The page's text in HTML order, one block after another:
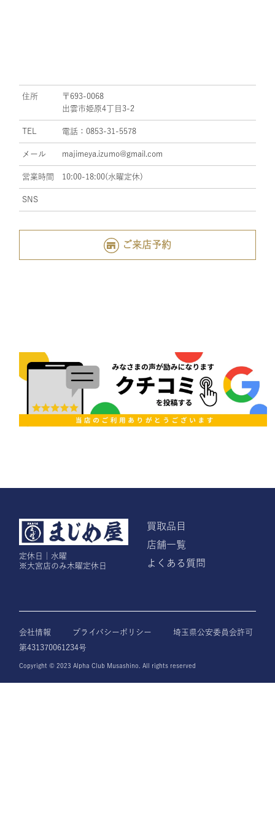
住所
〒693-0068
出雲市姫原4丁目3-2
TEL 電話：0853-31-5578
メール majimeya.izumo@gmail.com
営業時間 10:00-18:00(水曜定休)
SNS
ご来店予約
定休日｜水曜
※大宮店のみ木曜定休日
買取品目
店舗一覧
よくある質問
会社情報 プライバシーポリシー
埼玉県公安委員会許可
第431370061234号
Copyright © 2023 Alpha Club Musashino. All rights reserved